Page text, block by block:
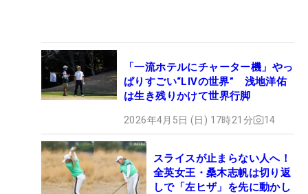
「一流ホテルにチャーター機」やっ
ぱりすごい“LIVの世界” 浅地洋佑
は生き残りかけて世界行脚
2026年4月5日 (日) 17時21分 14
スライスが止まらない人へ！
全英女王・桑木志帆は切り返
しで「左ヒザ」を先に動かし